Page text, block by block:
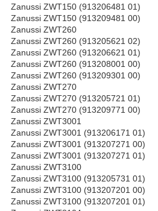
Zanussi ZWT150 (913206481 01)
Zanussi ZWT150 (913209481 00)
Zanussi ZWT260
Zanussi ZWT260 (913205621 02)
Zanussi ZWT260 (913206621 01)
Zanussi ZWT260 (913208001 00)
Zanussi ZWT260 (913209301 00)
Zanussi ZWT270
Zanussi ZWT270 (913205721 01)
Zanussi ZWT270 (913209771 00)
Zanussi ZWT3001
Zanussi ZWT3001 (913206171 01)
Zanussi ZWT3001 (913207271 00)
Zanussi ZWT3001 (913207271 01)
Zanussi ZWT3100
Zanussi ZWT3100 (913205731 01)
Zanussi ZWT3100 (913207201 00)
Zanussi ZWT3100 (913207201 01)